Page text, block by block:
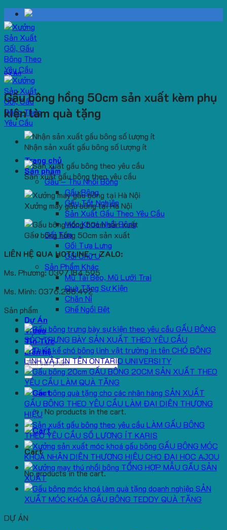
Skip
to
content
Trang chủ
Sản phẩm
Gấu – Thú Nhồi Bông
Gấu Bông
Gấu Tốt Nghiệp
Sản Xuất Gấu Theo Yêu Cầu
Móc Khoá Nhồi Bông
Gối Tựa
Gối Tựa Lưng
Gối Chữ U
Sản Phẩm Khác
Mũ Tai Bèo, Mũ Lưỡi Trai
Quà Tặng Sự Kiện
Chăn Nỉ
Ghế Ngồi Bệt
Dự Án
Video
Tin Tức
Liên hệ
Search
for:
No products in the cart.
Cart
No products in the cart.
Dự Án
Gấu bông hồng 50cm sản xuất kèm phụ
kiện làm quà tặng
Nhận sản xuất gấu bông số lượng ít
Sản xuất gấu bông theo yêu cầu
Xưởng may gấu bông tại Hà Nội
Gấu bông hồng 50cm sản xuất
LIÊN HỆ QUA HOTLINE – ZALO:
Ms. Phương: 0397.184.595
Ms. Minh: 0376.288.492
Sản phẩm
GẤU BÔNG
SÓC TRƯNG BÀY SẢN XUẤT THEO YÊU CẦU
CHÓ BÔNG
LINH VẬT IN TÊN ONTARIO UNIVERSITY
GẤU BÔNG 20CM SẢN XUẤT THEO
YÊU CẦU LÀM QUÀ TẶNG
SẢN XUẤT
GẤU BÔNG THEO YÊU CẦU LÀM ĐẠI DIỆN THƯƠNG
HIỆU
LÀM GẤU BÔNG
THEO YÊU CẦU SỐ LƯỢNG ÍT KARIS
GẤU BÔNG MÓC
KHOÁ NHẬN DIỆN THƯƠNG HIỆU CHO ĐẠI HỌC AJOU
TỔNG HỢP MẪU GẤU SẢN
XUẤT
SẢN
XUẤT MÓC KHÓA GẤU BÔNG TEDDY QUÀ TẶNG
DỰ ÁN